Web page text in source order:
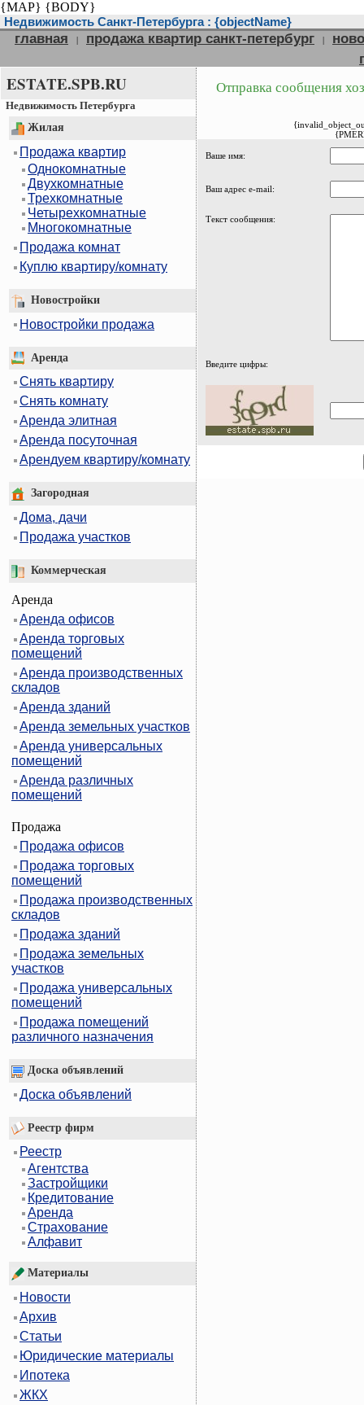
{MAP} {BODY}
Недвижимость Санкт-Петербурга : {objectName}
главная | продажа квартир санкт-петербург |
ESTATE.SPB.RU
Недвижимость Петербурга
Жилая
Продажа квартир
Однокомнатные
Двухкомнатные
Трехкомнатные
Четырехкомнатные
Многокомнатные
Продажа комнат
Куплю квартиру/комнату
Новостройки
Новостройки продажа
Аренда
Снять квартиру
Снять комнату
Аренда элитная
Аренда посуточная
Арендуем квартиру/комнату
Загородная
Дома, дачи
Продажа участков
Коммерческая
Аренда
Аренда офисов
Аренда торговых
помещений
Аренда производственных
складов
Аренда зданий
Аренда земельных участков
Аренда универсальных
помещений
Аренда различных
помещений
Продажа
Продажа офисов
Продажа торговых
помещений
Продажа производственных
складов
Продажа зданий
Продажа земельных
участков
Продажа универсальных
помещений
Продажа помещений
различного назначения
Доска объявлений
Доска объявлений
Реестр фирм
Реестр
Агентства
Застройщики
Кредитование
Аренда
Страхование
Алфавит
Материалы
Новости
Архив
Статьи
Юридические материалы
Ипотека
ЖКХ
Отправка сообщения
Ваше имя:
Ваш адрес e-mail:
Текст сообщения:
Введите цифры: